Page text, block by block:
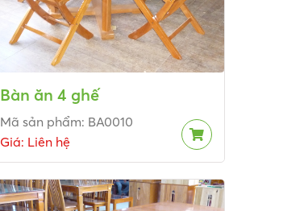
Bàn ăn 4 ghế
Mã sản phẩm: BA0010
Giá: Liên hệ